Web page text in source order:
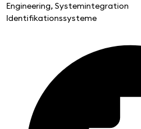
Engineering, Systemintegration
Identifikationssysteme